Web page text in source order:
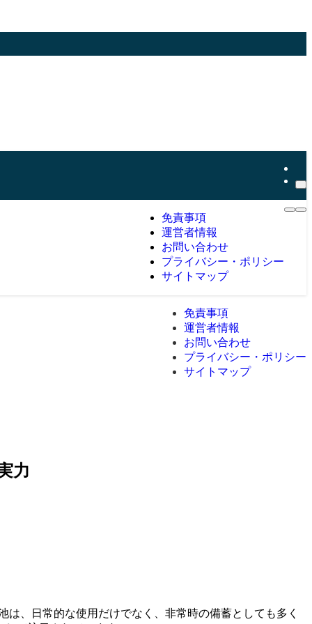
免責事項
運営者情報
お問い合わせ
プライバシー・ポリシー
サイトマップ
免責事項
運営者情報
お問い合わせ
プライバシー・ポリシー
サイトマップ
力
、日常的な使用だけでなく、非常時の備蓄としても多く